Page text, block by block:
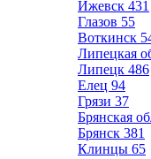
Ижевск 431
Глазов 55
Воткинск
Липецкая
Липецк 486
Елец 94
Грязи 37
Брянская
Брянск 381
Клинцы 65